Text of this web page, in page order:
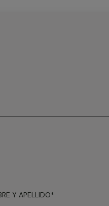
Y APELLIDO*